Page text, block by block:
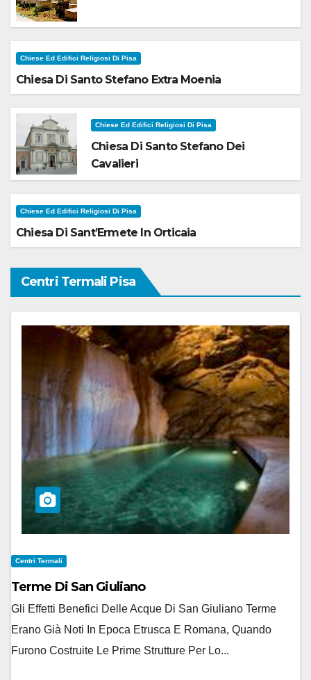
Chiese Ed Edifici Religiosi Di Pisa
Chiesa Di Santo Stefano Extra Moenia
Chiese Ed Edifici Religiosi Di Pisa
Chiesa Di Santo Stefano Dei
Cavalieri
Chiese Ed Edifici Religiosi Di Pisa
Chiesa Di Sant’Ermete In Orticaia
Centri Termali Pisa
Centri Termali
Terme Di San Giuliano
Gli Effetti Benefici Delle Acque Di San Giuliano Terme
Erano Già Noti In Epoca Etrusca E Romana, Quando
Furono Costruite Le Prime Strutture Per Lo...